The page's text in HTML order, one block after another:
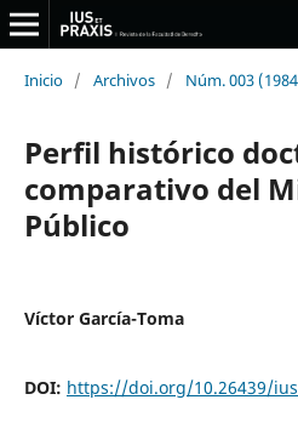
Inicio / Archivos / Núm. 003
Perfil histórico
comparativo del
Público
Víctor García-Toma
DOI: https://doi.org/10.26439/